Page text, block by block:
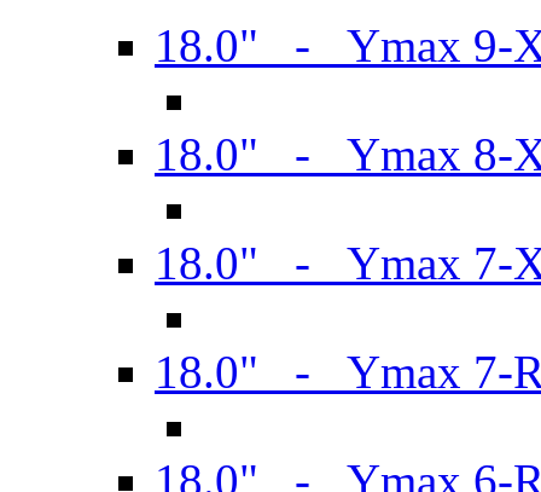
18.0" - Ymax 9-
18.0" - Ymax 8-
18.0" - Ymax 7-
18.0" - Ymax 7-
18.0" - Ymax 6-